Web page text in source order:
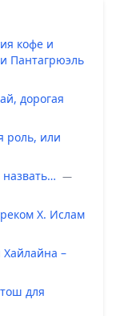
кофе и
Пантагрюэль
дорогая
роль, или
—
Х. Ислам
–
для